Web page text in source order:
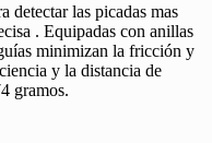
detectar las picadas mas
. Equipadas con anillas
minimizan la fricción y
y la distancia de
gramos.